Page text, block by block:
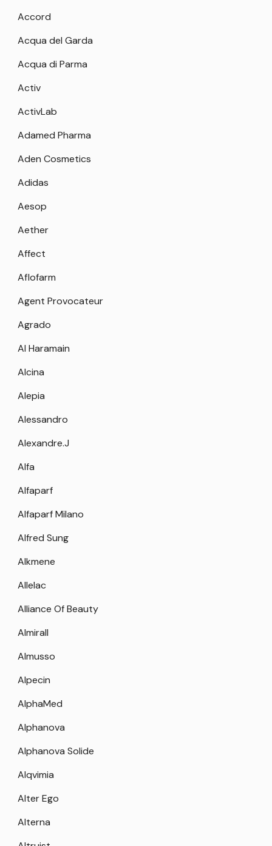
Accord
Acqua del Garda
Acqua di Parma
Activ
ActivLab
Adamed Pharma
Aden Cosmetics
Adidas
Aesop
Aether
Affect
Aflofarm
Agent Provocateur
Agrado
Al Haramain
Alcina
Alepia
Alessandro
Alexandre.J
Alfa
Alfaparf
Alfaparf Milano
Alfred Sung
Alkmene
Allelac
Alliance Of Beauty
Almirall
Almusso
Alpecin
AlphaMed
Alphanova
Alphanova Solide
Alqvimia
Alter Ego
Alterna